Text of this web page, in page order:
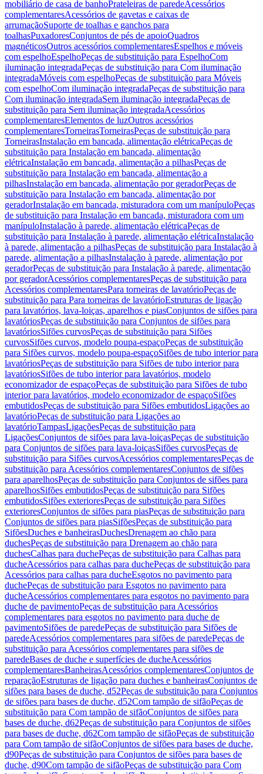
mobiliário de casa de banhoPrateleiras de paredeAcessórios
complementaresAcessórios de gavetas e caixas de
arrumaçãoSuporte de toalhas e ganchos para
toalhasPuxadoresConjuntos de pés de apoioQuadros
magnéticosOutros acessórios complementaresEspelhos e móveis
com espelhoEspelhoPeças de substituição para EspelhoCom
iluminação integradaPeças de substituição para Com iluminação
integradaMóveis com espelhoPeças de substituição para Móveis
com espelhoCom iluminação integradaPeças de substituição para
Com iluminação integradaSem iluminação integradaPeças de
substituição para Sem iluminação integradaAcessórios
complementaresElementos de luzOutros acessórios
complementaresTorneirasTorneirasPeças de substituição para
TorneirasInstalação em bancada, alimentação elétricaPeças de
substituição para Instalação em bancada, alimentação
elétricaInstalação em bancada, alimentação a pilhasPeças de
substituição para Instalação em bancada, alimentação a
pilhasInstalação em bancada, alimentação por geradorPeças de
substituição para Instalação em bancada, alimentação por
geradorInstalação em bancada, misturadora com um manípuloPeças
de substituição para Instalação em bancada, misturadora com um
manípuloInstalação à parede, alimentação elétricaPeças de
substituição para Instalação à parede, alimentação elétricaInstalação
à parede, alimentação a pilhasPeças de substituição para Instalação à
parede, alimentação a pilhasInstalação à parede, alimentação por
geradorPeças de substituição para Instalação à parede, alimentação
por geradorAcessórios complementaresPeças de substituição para
Acessórios complementaresPara torneiras de lavatórioPeças de
substituição para Para torneiras de lavatórioEstruturas de ligação
para lavatórios, lava-loiças, aparelhos e piasConjuntos de sifões para
lavatóriosPeças de substituição para Conjuntos de sifões para
lavatóriosSifões curvosPeças de substituição para Sifões
curvosSifões curvos, modelo poupa-espaçoPeças de substituição
para Sifões curvos, modelo poupa-espaçoSifões de tubo interior para
lavatóriosPeças de substituição para Sifões de tubo interior para
lavatóriosSifões de tubo interior para lavatórios, modelo
economizador de espaçoPeças de substituição para Sifões de tubo
interior para lavatórios, modelo economizador de espaçoSifões
embutidosPeças de substituição para Sifões embutidosLigações ao
lavatórioPeças de substituição para Ligações ao
lavatórioTampasLigaçõesPeças de substituição para
LigaçõesConjuntos de sifões para lava-loiçasPeças de substituição
para Conjuntos de sifões para lava-loiçasSifões curvosPeças de
substituição para Sifões curvosAcessórios complementaresPeças de
substituição para Acessórios complementaresConjuntos de sifões
para aparelhosPeças de substituição para Conjuntos de sifões para
aparelhosSifões embutidosPeças de substituição para Sifões
embutidosSifões exterioresPeças de substituição para Sifões
exterioresConjuntos de sifões para piasPeças de substituição para
Conjuntos de sifões para piasSifõesPeças de substituição para
SifõesDuches e banheirasDuchesDrenagem ao chão para
duchesPeças de substituição para Drenagem ao chão para
duchesCalhas para duchePeças de substituição para Calhas para
ducheAcessórios para calhas para duchePeças de substituição para
Acessórios para calhas para ducheEsgotos no pavimento para
duchePeças de substituição para Esgotos no pavimento para
ducheAcessórios complementares para esgotos no pavimento para
duche de pavimentoPeças de substituição para Acessórios
complementares para esgotos no pavimento para duche de
pavimentoSifões de paredePeças de substituição para Sifões de
paredeAcessórios complementares para sifões de paredePeças de
substituição para Acessórios complementares para sifões de
paredeBases de duche e superfícies de ducheAcessórios
complementaresBanheirasAcessórios complementaresConjuntos de
reparaçãoEstruturas de ligação para duches e banheirasConjuntos de
sifões para bases de duche, d52Peças de substituição para Conjuntos
de sifões para bases de duche, d52Com tampão de sifãoPeças de
substituição para Com tampão de sifãoConjuntos de sifões para
bases de duche, d62Peças de substituição para Conjuntos de sifões
para bases de duche, d62Com tampão de sifãoPeças de substituição
para Com tampão de sifãoConjuntos de sifões para bases de duche,
d90Peças de substituição para Conjuntos de sifões para bases de
duche, d90Com tampão de sifãoPeças de substituição para Com